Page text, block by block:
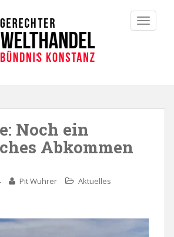
Noch ein
Abkommen
Pit Wuhrer Aktuelles